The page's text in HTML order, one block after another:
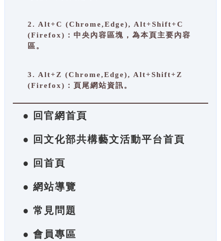
2. Alt+C (Chrome,Edge), Alt+Shift+C
(Firefox)：中央內容區塊，為本頁主要內容
區。
3. Alt+Z (Chrome,Edge), Alt+Shift+Z
(Firefox)：頁尾網站資訊。
● 回官網首頁
● 回文化部共構藝文活動平台首頁
● 回首頁
● 網站導覽
● 常見問題
● 會員專區